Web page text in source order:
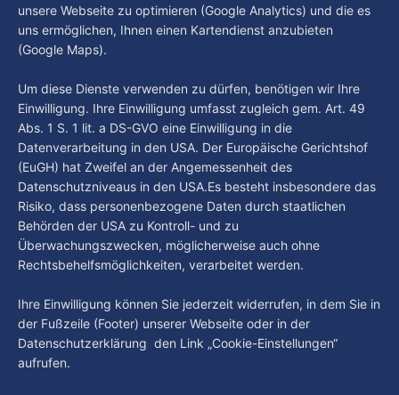
Wochen einige
Gast: Götz Tintelnot
By Luca Kimmel 6. Aug. 2026
Nissi's Kunstwelt - Folge 18
By Luca Kimmel 6. Aug. 2026
unsere Webseite zu optimieren (Google Analytics) und die es
uns ermöglichen, Ihnen einen Kartendienst anzubieten
(Google Maps).
Um diese Dienste verwenden zu dürfen, benötigen wir Ihre
Einwilligung. Ihre Einwilligung umfasst zugleich gem. Art. 49
Abs. 1 S. 1 lit. a DS-GVO eine Einwilligung in die
Datenverarbeitung in den USA. Der Europäische Gerichtshof
(EuGH) hat Zweifel an der Angemessenheit des
Datenschutzniveaus in den USA.Es besteht insbesondere das
Risiko, dass personenbezogene Daten durch staatlichen
Behörden der USA zu Kontroll- und zu
Überwachungszwecken, möglicherweise auch ohne
Rechtsbehelfsmöglichkeiten, verarbeitet werden.
Ihre Einwilligung können Sie jederzeit widerrufen, in dem Sie in
der Fußzeile (Footer) unserer Webseite oder in der
Datenschutzerklärung den Link „Cookie-Einstellungen“
aufrufen.